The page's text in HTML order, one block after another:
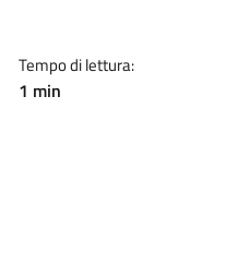
Tempo di lettura:
1 min